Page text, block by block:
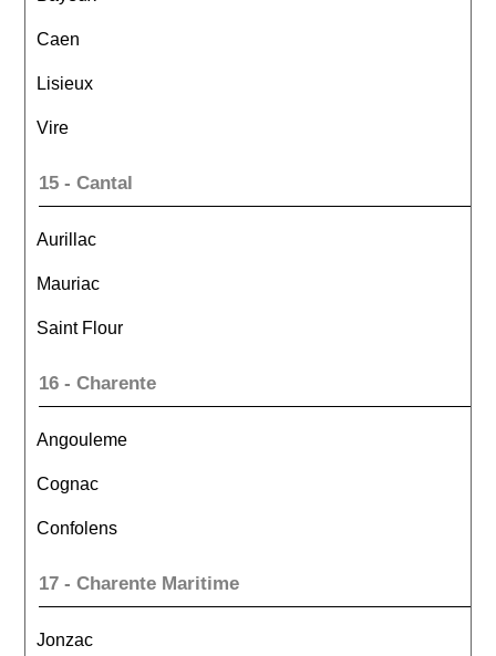
Caen
Lisieux
Vire
15 - Cantal
Aurillac
Mauriac
Saint Flour
16 - Charente
Angouleme
Cognac
Confolens
17 - Charente Maritime
Jonzac